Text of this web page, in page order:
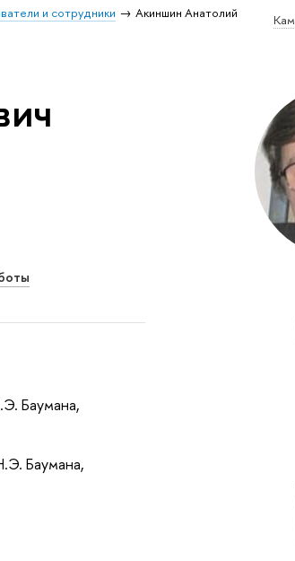
и сотрудники
Акиншин Анатолий
Баумана,
Баумана,